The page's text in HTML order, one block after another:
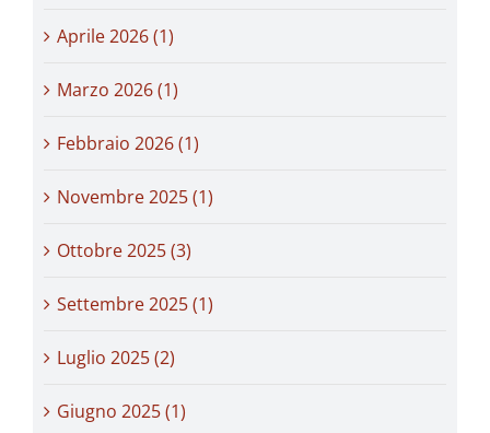
Aprile 2026 (1)
Marzo 2026 (1)
Febbraio 2026 (1)
Novembre 2025 (1)
Ottobre 2025 (3)
Settembre 2025 (1)
Luglio 2025 (2)
Giugno 2025 (1)